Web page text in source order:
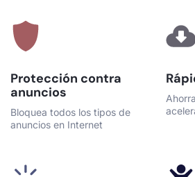
Protección contra
anuncios
Bloquea todos los tipos de
anuncios en Internet